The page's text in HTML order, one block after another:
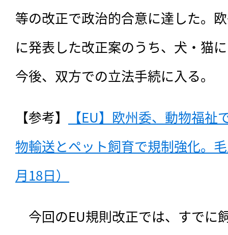
等の改正で政治的合意に達した。
に発表した改正案のうち、犬・猫
今後、双方での立法手続に入る。
【参考】
【EU】欧州委、動物福
物輸送とペット飼育で規制強化。
月18日）
今回のEU規則改正では、すでに